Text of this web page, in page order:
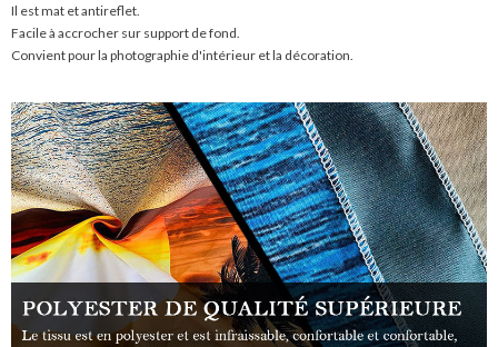
Il est mat et antireflet.
Facile à accrocher sur support de fond.
Convient pour la photographie d'intérieur et la décoration.